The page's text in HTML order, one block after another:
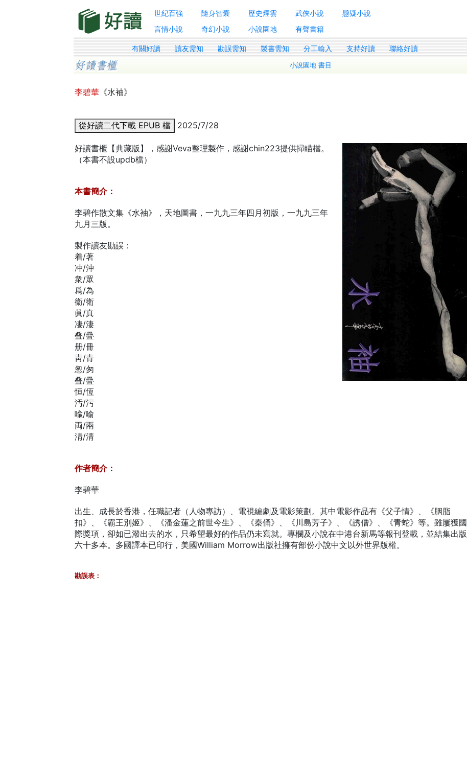
世紀百強 隨身智囊 歷史煙雲 武俠小說
懸疑小說
言情小說
奇幻小說 小說園地 有聲書籍
有關好讀 讀友需知 勘誤需知 製書需知 分工輸入 支持好讀 聯絡好讀
小說園地 書目
李碧華 《水袖》
從好讀二代下載 EPUB 檔 2025/7/28
好讀書櫃【典藏版】，感謝Veva整理製作，感謝chin223提供掃瞄檔。
（本書不設updb檔）
本書簡介：
李碧作散文集《水袖》，天地圖書，一九九三年四月初版，一九九三年
九月三版。
製作讀友勘誤：
着/著
冲/沖
衆/眾
爲/為
衞/衛
眞/真
凄/淒
叠/疊
册/冊
靑/青
怱/匆
叠/疊
恒/恆
汚/污
喩/喻
両/兩
淸/清
作者簡介：
李碧華
出生、成長於香港，任職記者（人物專訪）、電視編劇及電影策劃。其中電影作品有《父子情》、《胭脂
扣》、《霸王別姬》、《潘金蓮之前世今生》、《秦俑》、《川島芳子》、《誘僧》、《青蛇》等。雖屢獲國
際獎項，卻如已潑出去的水，只希望最好的作品仍未寫就。專欄及小說在中港台新馬等報刊登載，並結集出版
六十多本。多國譯本已印行，美國William Morrow出版社擁有部份小說中文以外世界版權。
勘誤表：